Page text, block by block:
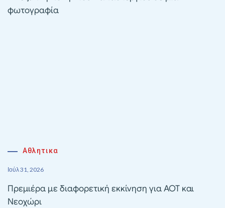
φωτογραφία
Αθλητικα
Ιούλ 31, 2026
Πρεμιέρα με διαφορετική εκκίνηση για ΑΟΤ και
Νεοχώρι